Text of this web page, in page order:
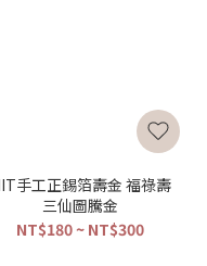
手工正錫箔壽金 福祿壽
三仙圖騰金
NT$180 ~ NT$300